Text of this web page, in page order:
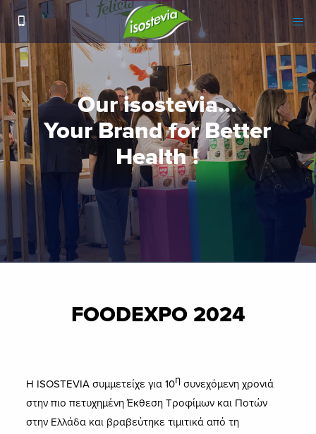
FOODEXPO 2024
H ISOSTEVIA συμμετείχε για 10η συνεχόμενη χρονιά
στην πιο πετυχημένη Έκθεση Τροφίμων και Ποτών
στην Ελλάδα και βραβεύτηκε τιμιτικά από τη